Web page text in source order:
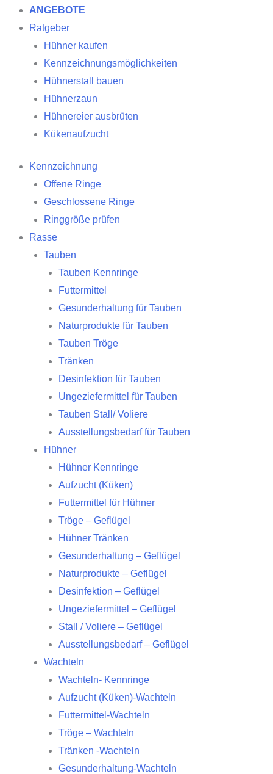
ANGEBOTE
Ratgeber
Hühner kaufen
Kennzeichnungsmöglichkeiten
Hühnerstall bauen
Hühnerzaun
Hühnereier ausbrüten
Kükenaufzucht
Kennzeichnung
Offene Ringe
Geschlossene Ringe
Ringgröße prüfen
Rasse
Tauben
Tauben Kennringe
Futtermittel
Gesunderhaltung für Tauben
Naturprodukte für Tauben
Tauben Tröge
Tränken
Desinfektion für Tauben
Ungeziefermittel für Tauben
Tauben Stall/ Voliere
Ausstellungsbedarf für Tauben
Hühner
Hühner Kennringe
Aufzucht (Küken)
Futtermittel für Hühner
Tröge – Geflügel
Hühner Tränken
Gesunderhaltung – Geflügel
Naturprodukte – Geflügel
Desinfektion – Geflügel
Ungeziefermittel – Geflügel
Stall / Voliere – Geflügel
Ausstellungsbedarf – Geflügel
Wachteln
Wachteln- Kennringe
Aufzucht (Küken)-Wachteln
Futtermittel-Wachteln
Tröge – Wachteln
Tränken -Wachteln
Gesunderhaltung-Wachteln